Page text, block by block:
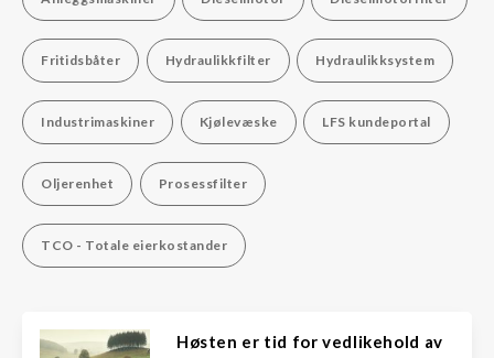
Fritidsbåter Hydraulikkfilter Hydraulikksystem
Industrimaskiner Kjølevæske LFS kundeportal
Oljerenhet Prosessfilter
TCO - Totale eierkostander
Høsten er tid for vedlikehold av